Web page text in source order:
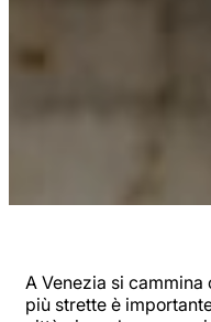
A Venezia si
più strette è